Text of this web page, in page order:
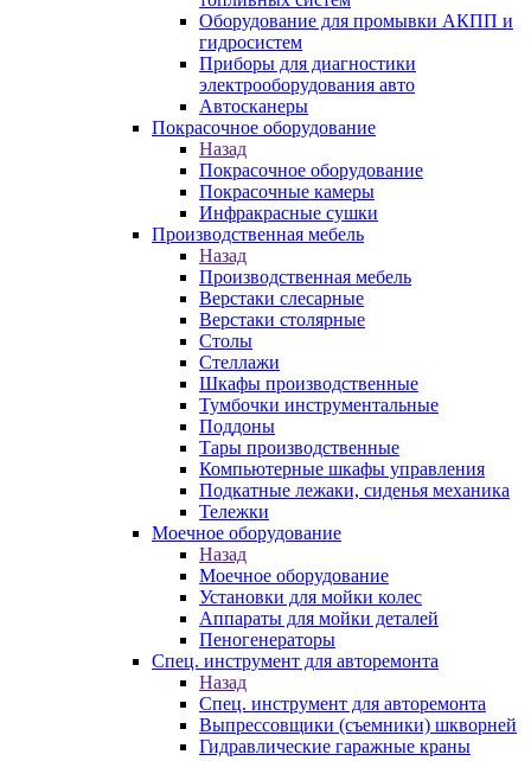
Оборудование для промывки АКПП и
гидросистем
Приборы для диагностики
электрооборудования авто
Автосканеры
Покрасочное оборудование
Назад
Покрасочное оборудование
Покрасочные камеры
Инфракрасные сушки
Производственная мебель
Назад
Производственная мебель
Верстаки слесарные
Верстаки столярные
Столы
Стеллажи
Шкафы производственные
Тумбочки инструментальные
Поддоны
Тары производственные
Компьютерные шкафы управления
Подкатные лежаки, сиденья механика
Тележки
Моечное оборудование
Назад
Моечное оборудование
Установки для мойки колес
Аппараты для мойки деталей
Пеногенераторы
Спец. инструмент для авторемонта
Назад
Спец. инструмент для авторемонта
Выпрессовщики (съемники) шкворней
Гидравлические гаражные краны